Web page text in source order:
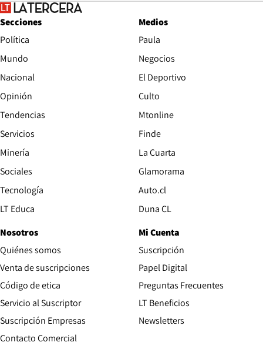
Secciones
Política
Mundo
Nacional
Opinión
Tendencias
Servicios
Minería
Sociales
Tecnología
LT Educa
Medios
Paula
Negocios
El Deportivo
Culto
Mtonline
Finde
La Cuarta
Glamorama
Auto.cl
Duna CL
Nosotros
Quiénes somos
Venta de suscripciones
Código de etica Opens in new window
Servicio al Suscriptor
Suscripción Empresas
Contacto Comercial
Mi Cuenta
Suscripción
Papel Digital
Preguntas Frecuentes
LT Beneficios
Newsletters